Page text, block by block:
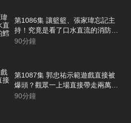
第1086集 讓籃籃、張家瑋忘記主
持！究竟是看了口水直流的消防猛
男？還是美味的鱈場蟹？
90分鐘
第1087集 郭忠祐示範遊戲直接被
爆頭？觀眾一上場直接帶走兩萬
塊？
90分鐘